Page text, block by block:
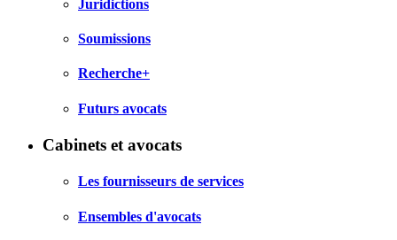
Juridictions
Soumissions
Recherche+
Futurs avocats
Cabinets et avocats
Les fournisseurs de services
Ensembles d'avocats